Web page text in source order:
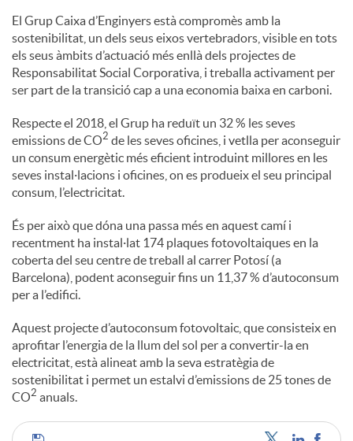
l
s
El Grup Caixa d’Enginyers està compromès amb la
sostenibilitat, un dels seus eixos vertebradors, visible en tots
els seus àmbits d’actuació més enllà dels projectes de
Responsabilitat Social Corporativa, i treballa activament per
ser part de la transició cap a una economia baixa en carboni.
Respecte el 2018, el Grup ha reduït un 32 % les seves
emissions de CO2 de les seves oficines, i vetlla per aconseguir
un consum energètic més eficient introduint millores en les
seves instal·lacions i oficines, on es produeix el seu principal
consum, l’electricitat.
És per això que dóna una passa més en aquest camí i
recentment ha instal·lat 174 plaques fotovoltaiques en la
coberta del seu centre de treball al carrer Potosí (a
Barcelona), podent aconseguir fins un 11,37 % d’autoconsum
per a l’edifici.
Aquest projecte d’autoconsum fotovoltaic, que consisteix en
aprofitar l’energia de la llum del sol per a convertir-la en
electricitat, està alineat amb la seva estratègia de
sostenibilitat i permet un estalvi d’emissions de 25 tones de
CO2 anuals.